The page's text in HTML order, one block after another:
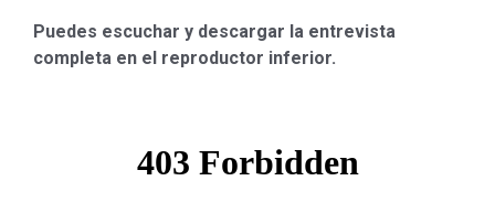
Puedes escuchar y descargar la entrevista
completa en el reproductor inferior.